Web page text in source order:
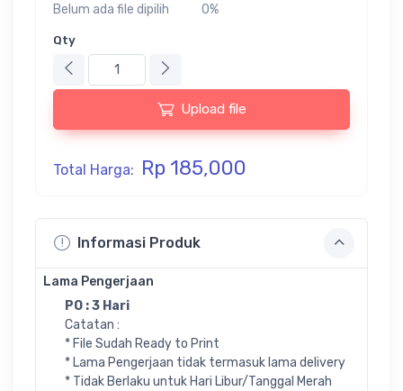
Informasi Produk
Lama Pengerjaan
PO : 3 Hari
Catatan :
* File Sudah Ready to Print
* Lama Pengerjaan tidak termasuk lama delivery
* Tidak Berlaku untuk Hari Libur/Tanggal Merah
0%
Belum ada file dipilih
Qty
Upload file
Total Harga: Rp 185,000